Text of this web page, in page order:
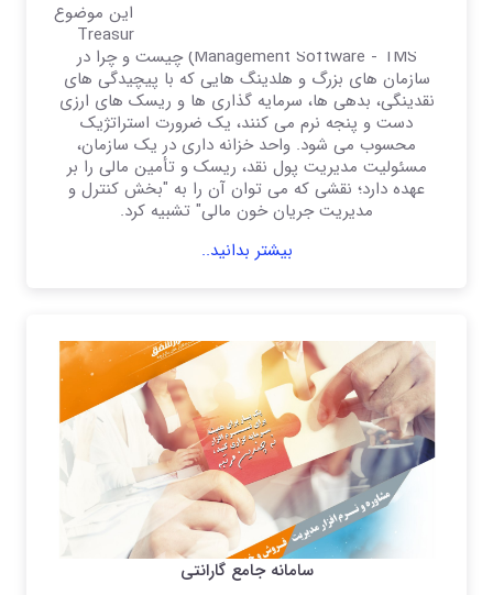
ما در این مقاله به صورت گام به گام به بررسی این موضوع
خواهیم پرداخت که نرم افزار خزانه داری (Treasury
Management Software - TMS) چیست و چرا در
سازمان های بزرگ و هلدینگ هایی که با پیچیدگی های
نقدینگی، بدهی ها، سرمایه گذاری ها و ریسک های ارزی
دست و پنجه نرم می کنند، یک ضرورت استراتژیک
محسوب می شود. واحد خزانه داری در یک سازمان،
مسئولیت مدیریت پول نقد، ریسک و تأمین مالی را بر
عهده دارد؛ نقشی که می توان آن را به "بخش کنترل و
مدیریت جریان خون مالی" تشبیه کرد.
بیشتر بدانید..
سامانه جامع گارانتی